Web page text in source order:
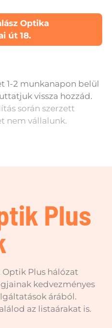
Optika
út 18.
1-2 munkanapon belül
vissza hozzád.
során szerzett
nem vállalunk.
Plus
Plus hálózat
kedvezményes
árából.
az listaárakat is.